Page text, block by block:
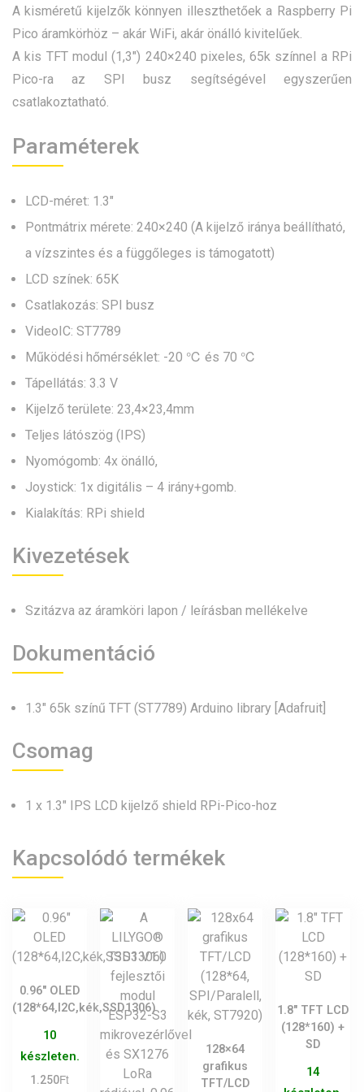
A kisméretű kijelzők könnyen illeszthetőek a Raspberry Pi
Pico áramkörhöz – akár WiFi, akár önálló kivitelűek.
A kis TFT modul (1,3″) 240×240 pixeles, 65k színnel a RPi
Pico-ra az SPI busz segítségével egyszerűen
csatlakoztatható.
Paraméterek
LCD-méret: 1.3″
Pontmátrix mérete: 240×240 (A kijelző iránya beállítható,
a vízszintes és a függőleges is támogatott)
LCD színek: 65K
Csatlakozás: SPI busz
VideoIC: ST7789
Működési hőmérséklet: -20 ℃ és 70 ℃
Tápellátás: 3.3 V
Kijelző területe: 23,4×23,4mm
Teljes látószög (IPS)
Nyomógomb: 4x önálló,
Joystick: 1x digitális – 4 irány+gomb.
Kialakítás: RPi shield
Kivezetések
Szitázva az áramköri lapon / leírásban mellékelve
Dokumentáció
1.3″ 65k színű TFT (ST7789) Arduino library [Adafruit]
Csomag
1 x 1.3″ IPS LCD kijelző shield RPi-Pico-hoz
Kapcsolódó termékek
0.96″ OLED
(128*64,I2C,kék,SSD1306)
10
készleten.
1.250Ft
128×64
grafikus
TFT/LCD
1.8″ TFT LCD
(128*160) +
SD
14